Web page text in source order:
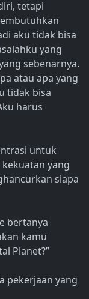
tetapi
aku tidak bisa
yang
sebenarnya.
atau apa yang
tidak bisa
harus
untuk
yang
siapa
bertanya
kamu
Planet?”
pekerjaan yang